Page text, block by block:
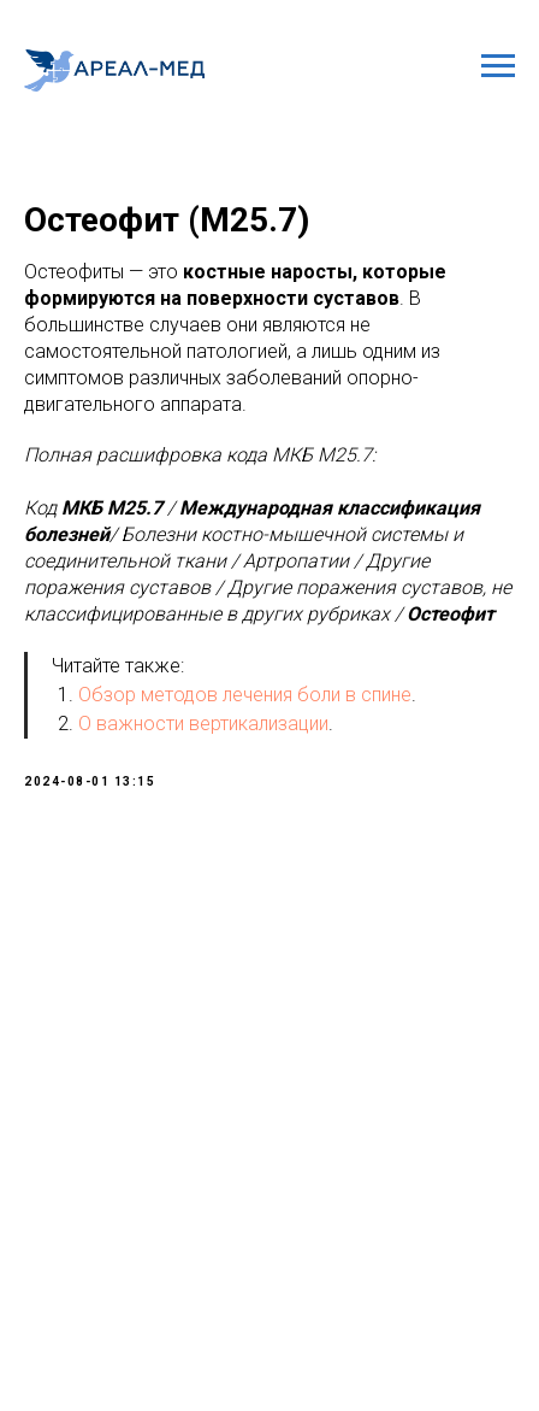
Остеофит (M25.7)
Остеофиты — это костные наросты, которые
формируются на поверхности суставов. В
большинстве случаев они являются не
самостоятельной патологией, а лишь одним из
симптомов различных заболеваний опорно-
двигательного аппарата.
Полная расшифровка кода МКБ M25.7:
Код МКБ M25.7/Международная классификация
болезней/ Болезни костно-мышечной системы и
соединительной ткани / Артропатии / Другие
поражения суставов / Другие поражения суставов, не
классифицированные в других рубриках /Остеофит
Читайте также:
Обзор методов лечения боли в спине.
О важности вертикализации.
2024-08-01 13:15